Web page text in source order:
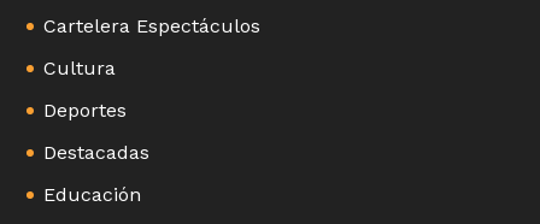
Cartelera Espectáculos
Cultura
Deportes
Destacadas
Educación